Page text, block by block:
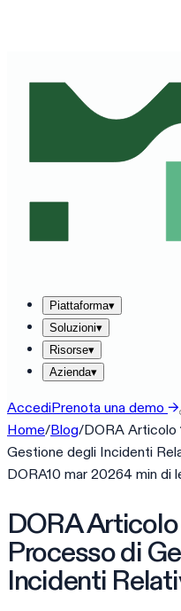
Piattaforma▾
Soluzioni▾
Risorse▾
Azienda▾
AccediPrenota una demo →
Home/Blog/DORA Articolo
Gestione degli Incidenti
DORA10 mar 20264 min di
DORA
Processo di
Incidenti